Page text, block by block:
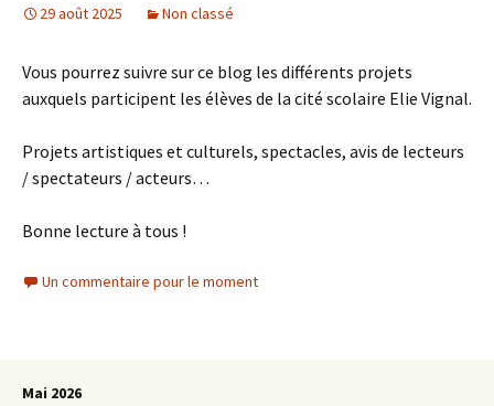
29 août 2025 Non classé
Vous pourrez suivre sur ce blog les différents projets
auxquels participent les élèves de la cité scolaire Elie Vignal.
Projets artistiques et culturels, spectacles, avis de lecteurs
/ spectateurs / acteurs…
Bonne lecture à tous !
Un commentaire pour le moment
Mai 2026